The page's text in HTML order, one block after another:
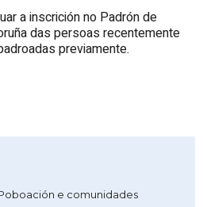
a inscrición no Padrón de
das persoas recentemente
previamente.
e comunidades